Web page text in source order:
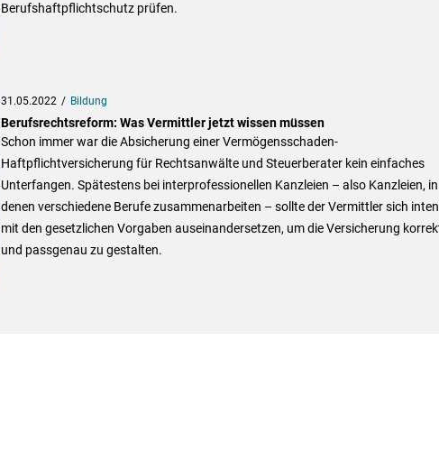
Berufshaftpflichtschutz prüfen.
31.05.2022 Bildung
Berufsrechtsreform: Was Vermittler jetzt wissen müssen
Schon immer war die Absicherung einer Vermögensschaden-
Haftpflichtversicherung für Rechtsanwälte und Steuerberater kein einfaches
Unterfangen. Spätestens bei interprofessionellen Kanzleien – also Kanzleien, in
denen verschiedene Berufe zusammenarbeiten – sollte der Vermittler sich
mit den gesetzlichen Vorgaben auseinandersetzen, um die Versicherung
und passgenau zu gestalten.